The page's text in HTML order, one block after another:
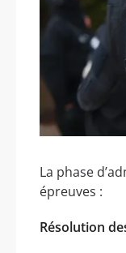
La phase
épreuves :
Résolution